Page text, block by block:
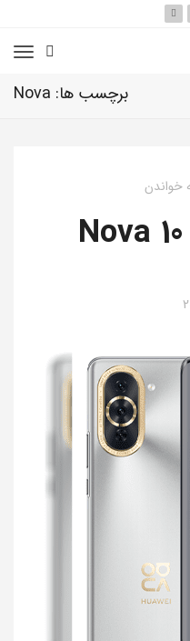
برچسب ها: Nova
بررسی موبایل Nova 10